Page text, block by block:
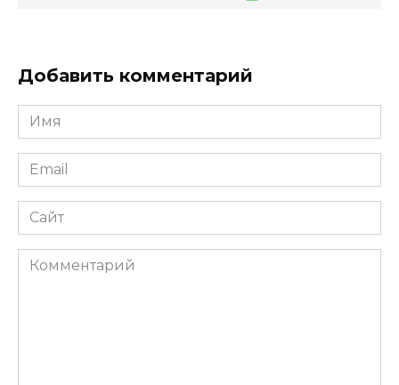
Добавить комментарий
Имя
Email
Сайт
Комментарий